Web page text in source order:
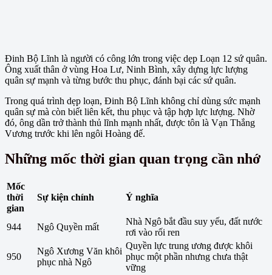
Đinh Bộ Lĩnh là người có công lớn trong việc dẹp Loạn 12 sứ quân.
Ông xuất thân ở vùng Hoa Lư, Ninh Bình, xây dựng lực lượng
quân sự mạnh và từng bước thu phục, đánh bại các sứ quân.
Trong quá trình dẹp loạn, Đinh Bộ Lĩnh không chỉ dùng sức mạnh
quân sự mà còn biết liên kết, thu phục và tập hợp lực lượng. Nhờ
đó, ông dần trở thành thủ lĩnh mạnh nhất, được tôn là Vạn Thắng
Vương trước khi lên ngôi Hoàng đế.
Những mốc thời gian quan trọng cần nhớ
Mốc
thời
gian
Sự kiện chính Ý nghĩa
944 Ngô Quyền mất
Nhà Ngô bắt đầu suy yếu, đất nước
rơi vào rối ren
950
Ngô Xương Văn khôi
phục nhà Ngô
Quyền lực trung ương được khôi
phục một phần nhưng chưa thật
vững